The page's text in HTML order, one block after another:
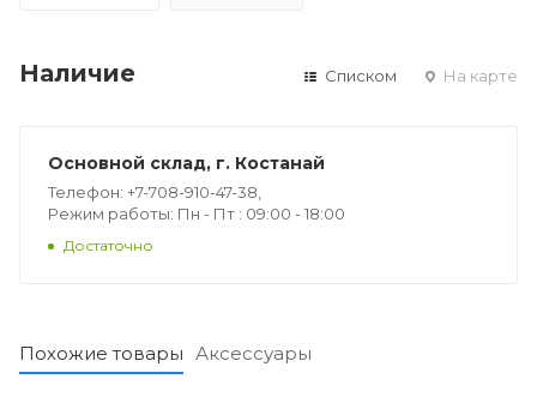
Наличие Списком На карте
Основной склад, г. Костанай
Телефон: +7-708-910-47-38,
Режим работы: Пн - Пт : 09:00 - 18:00
Достаточно
Похожие товары Аксессуары